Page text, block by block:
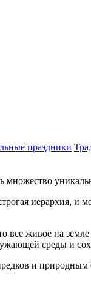
праздники
иерархия, и
живое на
среды и
и